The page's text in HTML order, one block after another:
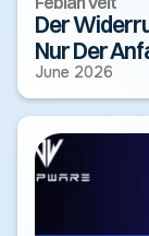
Der
Nur Der
June 2026